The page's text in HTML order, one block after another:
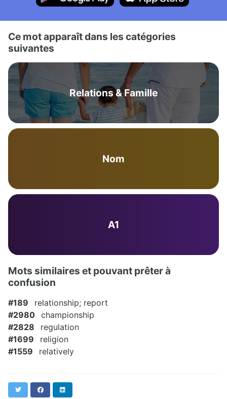
Ce mot apparaît dans les catégories
suivantes
Relations & Famille
Nom
A1
Mots similaires et pouvant prêter à
confusion
#189
relationship; report
#2980 championship
#2828
regulation
#1699
religion
#1559
relatively
Twitter Facebook